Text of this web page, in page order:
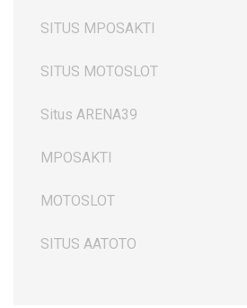
SITUS MPOSAKTI
SITUS MOTOSLOT
Situs ARENA39
MPOSAKTI
MOTOSLOT
SITUS AATOTO